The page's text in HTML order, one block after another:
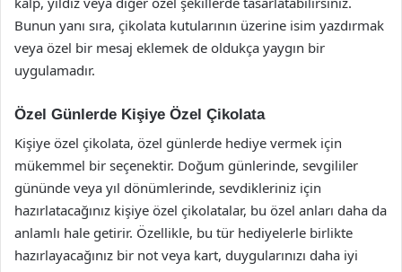
Bunun yanı sıra, çikolata kutularının üzerine isim yazdırmak
veya özel bir mesaj eklemek de oldukça yaygın bir
uygulamadır.
Özel Günlerde Kişiye Özel Çikolata
Kişiye özel çikolata, özel günlerde hediye vermek için
mükemmel bir seçenektir. Doğum günlerinde, sevgililer
gününde veya yıl dönümlerinde, sevdikleriniz için
hazırlatacağınız kişiye özel çikolatalar, bu özel anları daha da
anlamlı hale getirir. Özellikle, bu tür hediyelerle birlikte
hazırlayacağınız bir not veya kart, duygularınızı daha iyi